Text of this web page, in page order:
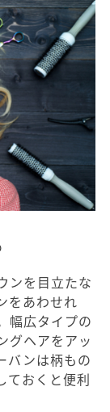
ンを目立たな
をあわせれ
幅広タイプの
グヘアをアッ
バンは柄もの
ておくと便利